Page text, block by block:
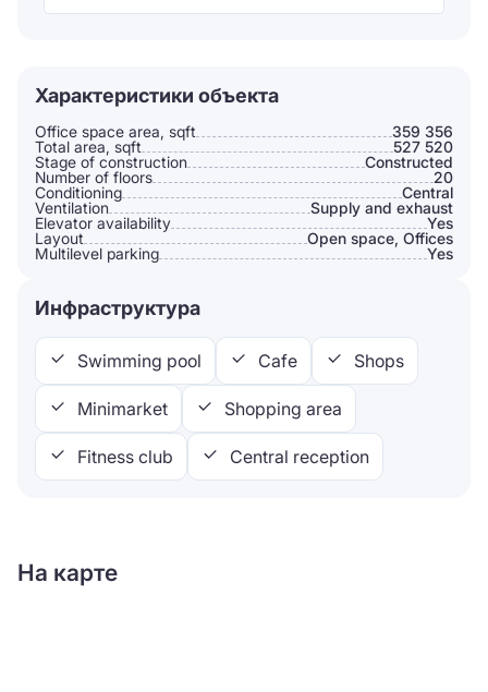
Характеристики объекта
Office space area, sqft
359 356
Total area, sqft
527 520
Stage of construction
Constructed
Number of floors
20
Conditioning
Сentral
Ventilation
Supply and exhaust
Elevator availability
Yes
Layout
Open space, Offices
Multilevel parking
Yes
Инфраструктура
Swimming pool Cafe Shops
Minimarket Shopping area
Fitness club Central reception
На карте